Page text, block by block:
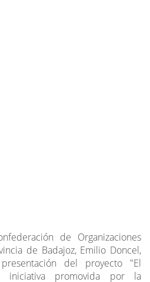
de Organizaciones
de Badajoz, Emilio Doncel,
del proyecto "El
iniciativa promovida por la